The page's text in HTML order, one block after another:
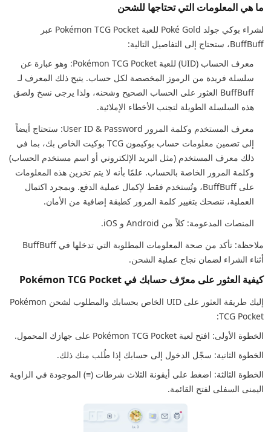
ما هي المعلومات التي تحتاجها للشحن
لشراء بوكي جولد Poké Gold للعبة Pokémon TCG Pocket عبر
BuffBuff، ستحتاج إلى التفاصيل التالية:
معرف الحساب (UID) للعبة Pokémon TCG Pocket: وهو عبارة عن
سلسلة فريدة من الرموز المخصصة لكل حساب. يتيح ذلك المعرف لـ
BuffBuff العثور على الحساب الصحيح وشحنه، ولذا يرجى نسخ ولصق
هذه السلسلة الطويلة لتجنب الأخطاء الإملائية.
معرف المستخدم وكلمة المرور User ID & Password: ستحتاج أيضاً
إلى تضمين معلومات حساب بوكيمون TCG بوكيت الخاص بك، بما في
ذلك معرف المستخدم (مثل البريد الإلكتروني أو اسم مستخدم الحساب)
وكلمة المرور الخاصة بالحساب. علمًا بأنه لا يتم تخزين هذه المعلومات
على BuffBuff، وتُستخدم فقط لإكمال عملية الدفع. وبمجرد اكتمال
العملية، ننصحك بتغيير كلمة المرور كطبقة إضافية من الأمان.
المنصات المدعومة: كلاً من Android و iOS.
ملاحظة: تأكد من صحة المعلومات المطلوبة التي تدخلها في BuffBuff
أثناء الشراء لضمان نجاح عملية الشحن.
كيفية العثور على معرّف حسابك في Pokémon TCG Pocket
إليك طريقة العثور على UID الخاص بحسابك والمطلوب لشحن Pokémon
TCG Pocket:
الخطوة الأولى: افتح لعبة Pokémon TCG Pocket على جهازك المحمول.
الخطوة الثانية: سجّل الدخول إلى حسابك إذا طُلب منك ذلك.
الخطوة الثالثة: اضغط على أيقونة الثلاث شرطات (≡) الموجودة في الزاوية
اليمنى السفلى لفتح القائمة.